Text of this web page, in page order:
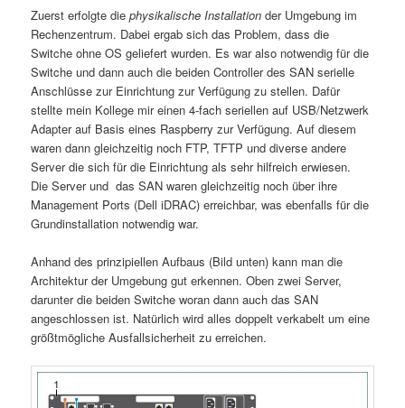
Zuerst erfolgte die physikalische Installation der Umgebung im
Rechenzentrum. Dabei ergab sich das Problem, dass die
Switche ohne OS geliefert wurden. Es war also notwendig für die
Switche und dann auch die beiden Controller des SAN serielle
Anschlüsse zur Einrichtung zur Verfügung zu stellen. Dafür
stellte mein Kollege mir einen 4-fach seriellen auf USB/Netzwerk
Adapter auf Basis eines Raspberry zur Verfügung. Auf diesem
waren dann gleichzeitig noch FTP, TFTP und diverse andere
Server die sich für die Einrichtung als sehr hilfreich erwiesen.
Die Server und das SAN waren gleichzeitig noch über ihre
Management Ports (Dell iDRAC) erreichbar, was ebenfalls für die
Grundinstallation notwendig war.
Anhand des prinzipiellen Aufbaus (Bild unten) kann man die
Architektur der Umgebung gut erkennen. Oben zwei Server,
darunter die beiden Switche woran dann auch das SAN
angeschlossen ist. Natürlich wird alles doppelt verkabelt um eine
größtmögliche Ausfallsicherheit zu erreichen.